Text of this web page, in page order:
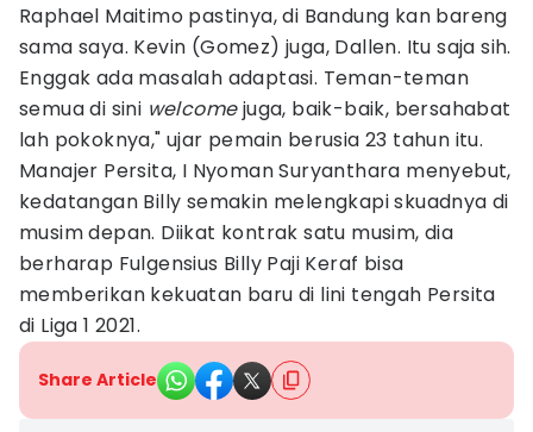
Raphael Maitimo pastinya, di Bandung kan bareng
sama saya. Kevin (Gomez) juga, Dallen. Itu saja sih.
Enggak ada masalah adaptasi. Teman-teman
semua di sini welcomejuga, baik-baik, bersahabat
lah pokoknya," ujar pemain berusia 23 tahun itu.
Manajer Persita, I Nyoman Suryanthara menyebut,
kedatangan Billy semakin melengkapi skuadnya di
musim depan. Diikat kontrak satu musim, dia
berharap Fulgensius Billy Paji Keraf bisa
memberikan kekuatan baru di lini tengah Persita
di Liga 1 2021.
Share Article